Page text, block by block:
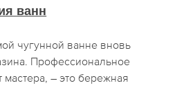
ванн
чугунной ванне вновь
Профессиональное
– это бережная